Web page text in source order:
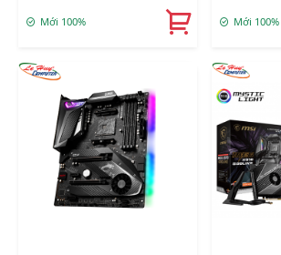
Mới 100% Mới 100%